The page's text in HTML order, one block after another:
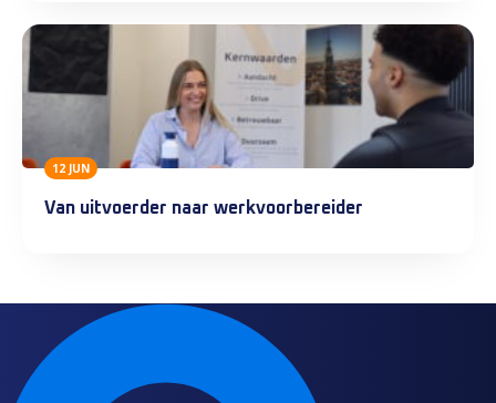
12 JUN
Van uitvoerder naar werkvoorbereider